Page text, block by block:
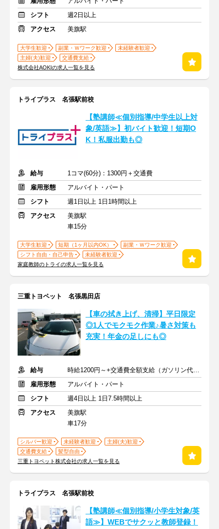
シフト
週2日以上
アクセス
美旗駅
大学生歓迎 副業・Ｗワーク歓迎
未経験者歓迎
主婦(夫)歓迎
交通費支給
株式会社AOKIの求人一覧を見る
トライプラス 名張駅前校
【塾講師≪個別指導/中学生以上対
象/英語≫】初バイト歓迎！短期O
K！私服出勤も◎
給与
1コマ(60分)：1300円＋交通費
雇用形態
アルバイト・パート
シフト
週1日以上 1日1時間以上
アクセス
美旗駅
車15分
大学生歓迎 短期（1ヶ月以内OK）
副業・Ｗワーク歓迎
シフト自由・自己申告
未経験者歓迎
家庭教師のトライの求人一覧を見る
三重トヨペット 名張黒田店
【車の拭き上げ、清掃】平日限定
◎1人でモクモク作業♪暑さ対策も
充実！年金の足しにも◎
給与
時給1200円～+交通費全額支給（ガソリン代含む）
雇用形態
アルバイト・パート
シフト
週4日以上 1日7.5時間以上
アクセス
美旗駅
車17分
シルバー歓迎 未経験者歓迎
主婦(夫)歓迎
交通費支給
髪型自由
三重トヨペット株式会社の求人一覧を見る
トライプラス 名張駅前校
【塾講師≪個別指導/小学生対象/英
語≫】WEBでサクッと教師登録！